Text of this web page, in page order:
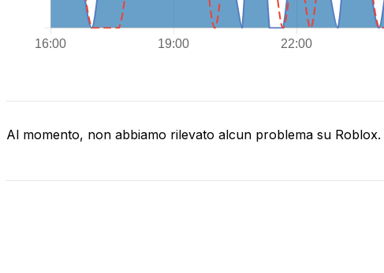
Al momento, non abbiamo rilevato alcun problema su Roblox.